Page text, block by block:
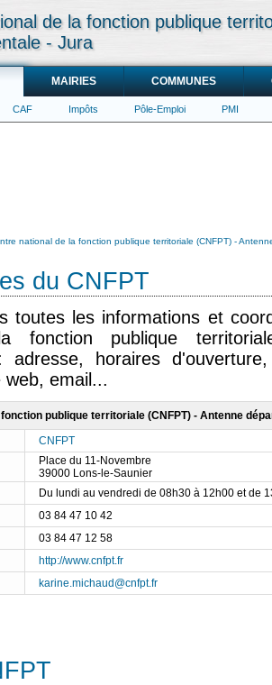
de la fonction publique
- Jura
MAIRIES COMMUNES
CAF Impôts Pôle-Emploi PMI
national de la fonction publique territoriale (CNFPT) -
du CNFPT
toutes les informations et
fonction publique
adresse, horaires
email...
publique territoriale (CNFPT) - Antenne
CNFPT
Place du 11-Novembre
39000 Lons-le-Saunier
Du lundi au vendredi de 08h30 à 12h00 et de
03 84 47 10 42
03 84 47 12 58
http://www.cnfpt.fr
karine.michaud@cnfpt.fr